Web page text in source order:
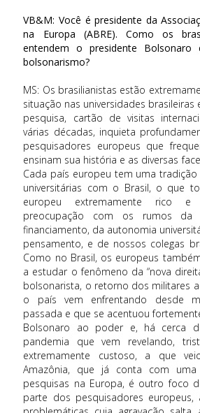
VB&M: Você é presidente da
na Europa (ABRE). Como os
entendem o presidente
bolsonarismo?
MS: Os brasilianistas estão
situação nas universidades
pesquisa, cartão de visitas
várias décadas, inquieta
pesquisadores europeus que
ensinam sua história e as diversas
Cada país europeu tem uma
universitárias com o Brasil, o que
europeu extremamente rico
preocupação com os rumos da
financiamento, da autonomia
pensamento, e de nossos colegas
Como no Brasil, os europeus
a estudar o fenômeno da “nova
bolsonarista, o retorno dos militares
o país vem enfrentando desde
passada e que se acentuou
Bolsonaro ao poder e, há cerca
pandemia que vem revelando,
extremamente custoso, a que
Amazônia, que já conta com
pesquisas na Europa, é outro foco
parte dos pesquisadores